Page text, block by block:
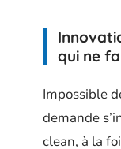
qui ne
Impossible
demande
clean, à la